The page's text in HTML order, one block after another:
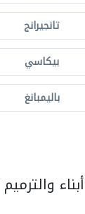
تانجيرانج
بيكاسي
باليمبانغ